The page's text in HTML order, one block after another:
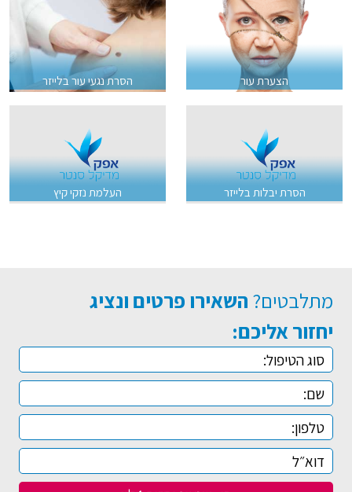
הצערת עור הסרת נגעי עור בלייזר
הסרת יבלות בלייזר העלמת נזקי קיץ
מתלבטים? השאירו פרטים ונציג
יחזור אליכם: